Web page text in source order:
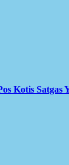
Kotis